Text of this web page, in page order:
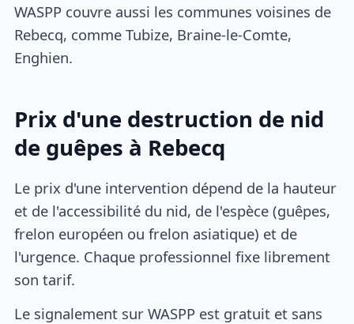
WASPP couvre aussi les communes voisines de
Rebecq, comme Tubize, Braine-le-Comte,
Enghien.
Prix d'une destruction de nid
de guêpes à Rebecq
Le prix d'une intervention dépend de la hauteur
et de l'accessibilité du nid, de l'espèce (guêpes,
frelon européen ou frelon asiatique) et de
l'urgence. Chaque professionnel fixe librement
son tarif.
Le signalement sur WASPP est gratuit et sans